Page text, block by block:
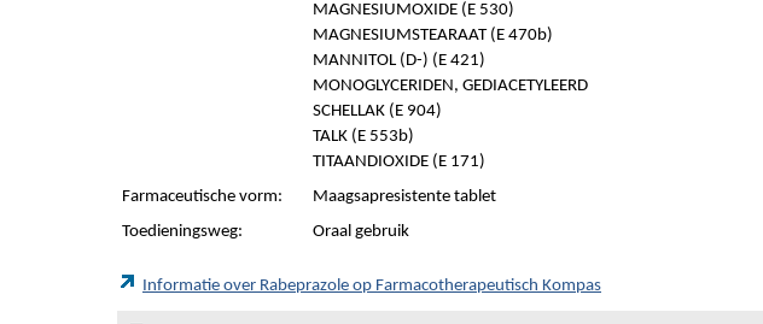
MAGNESIUMOXIDE (E 530)
MAGNESIUMSTEARAAT (E 470b)
MANNITOL (D-) (E 421)
MONOGLYCERIDEN, GEDIACETYLEERD
SCHELLAK (E 904)
TALK (E 553b)
TITAANDIOXIDE (E 171)
Farmaceutische vorm:
Maagsapresistente tablet
Toedieningsweg:
Oraal gebruik
Informatie over Rabeprazole op Farmacotherapeutisch Kompas